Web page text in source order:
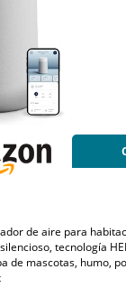
de aire para
tecnología
de mascotas, humo,